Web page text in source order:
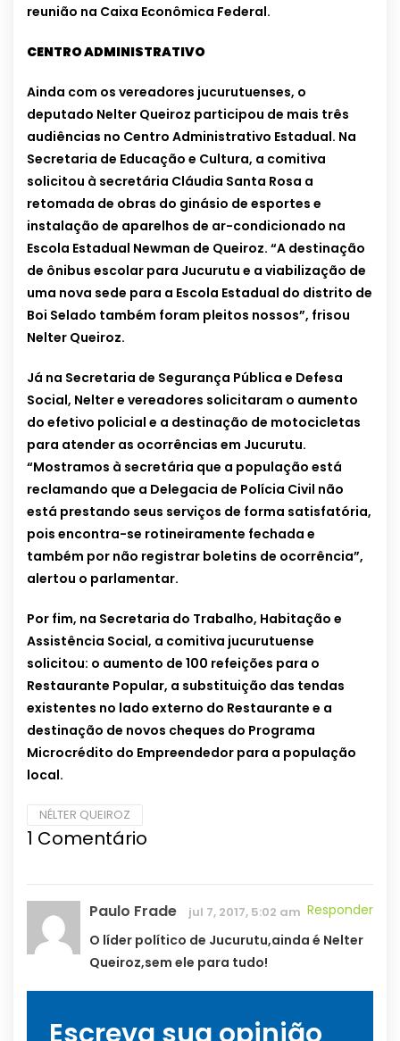
reunião na Caixa Econômica Federal.
CENTRO ADMINISTRATIVO
Ainda com os vereadores jucurutuenses, o
deputado Nelter Queiroz participou de mais três
audiências no Centro Administrativo Estadual. Na
Secretaria de Educação e Cultura, a comitiva
solicitou à secretária Cláudia Santa Rosa a
retomada de obras do ginásio de esportes e
instalação de aparelhos de ar-condicionado na
Escola Estadual Newman de Queiroz. “A destinação
de ônibus escolar para Jucurutu e a viabilização de
uma nova sede para a Escola Estadual do distrito de
Boi Selado também foram pleitos nossos”, frisou
Nelter Queiroz.
Já na Secretaria de Segurança Pública e Defesa
Social, Nelter e vereadores solicitaram o aumento
do efetivo policial e a destinação de motocicletas
para atender as ocorrências em Jucurutu.
“Mostramos à secretária que a população está
reclamando que a Delegacia de Polícia Civil não
está prestando seus serviços de forma satisfatória,
pois encontra-se rotineiramente fechada e
também por não registrar boletins de ocorrência”,
alertou o parlamentar.
Por fim, na Secretaria do Trabalho, Habitação e
Assistência Social, a comitiva jucurutuense
solicitou: o aumento de 100 refeições para o
Restaurante Popular, a substituição das tendas
existentes no lado externo do Restaurante e a
destinação de novos cheques do Programa
Microcrédito do Empreendedor para a população
local.
NÉLTER QUEIROZ
1 Comentário
Paulo Frade jul 7, 2017, 5:02 am Responder
O líder político de Jucurutu,ainda é Nelter
Queiroz,sem ele para tudo!